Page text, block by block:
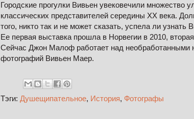
Городские прогулки Вивьен увековечили множество
классических представителей середины XX века.
того, никто так и не может сказать, успела ли
Ее первая выставка прошла в Норвегии в 2010,
Сейчас Джон Малоф работает над необработанными
фотографий Вивьен Маер.
Тэги: Душещипательное, История, Фотографы